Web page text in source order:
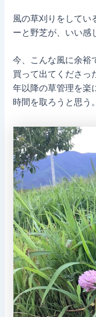
風の草刈りをしてい
ーと野芝が、いい感
今、こんな風に余裕
買って出てくださっ
年以降の草管理を楽
時間を取ろうと思う。